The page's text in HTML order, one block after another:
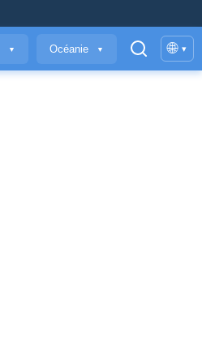
▼ Océanie ▼ 🌐 ▾